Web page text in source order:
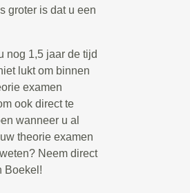
groter is dat u een
nog 1,5 jaar de tijd
lukt om binnen
examen
ook direct te
wanneer u al
theorie examen
Neem direct
Boekel!